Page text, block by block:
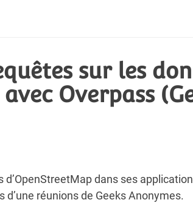
sur les
Overpass
dans ses
d’une réunions de Geeks Anonymes.